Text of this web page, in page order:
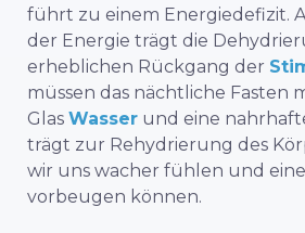
führt zu einem Energiedefizit.
der Energie trägt die
erheblichen Rückgang der
müssen das nächtliche Fasten
Glas Wasser und eine
trägt zur Rehydrierung des
wir uns wacher fühlen und
vorbeugen können.